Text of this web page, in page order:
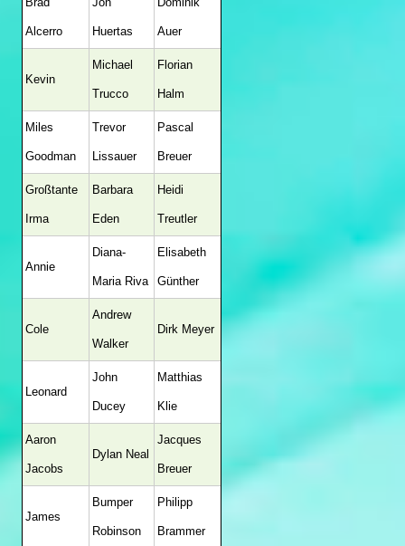
Alcerro Huertas Auer
Kevin
Michael
Trucco
Florian
Halm
Miles
Goodman
Trevor
Lissauer
Pascal
Breuer
Großtante
Irma
Barbara
Eden
Heidi
Treutler
Annie
Diana-
Maria Riva
Elisabeth
Günther
Cole
Andrew
Walker
Dirk Meyer
Leonard
John
Ducey
Matthias
Klie
Aaron
Jacobs
Dylan Neal
Jacques
Breuer
James
Bumper
Robinson
Philipp
Brammer